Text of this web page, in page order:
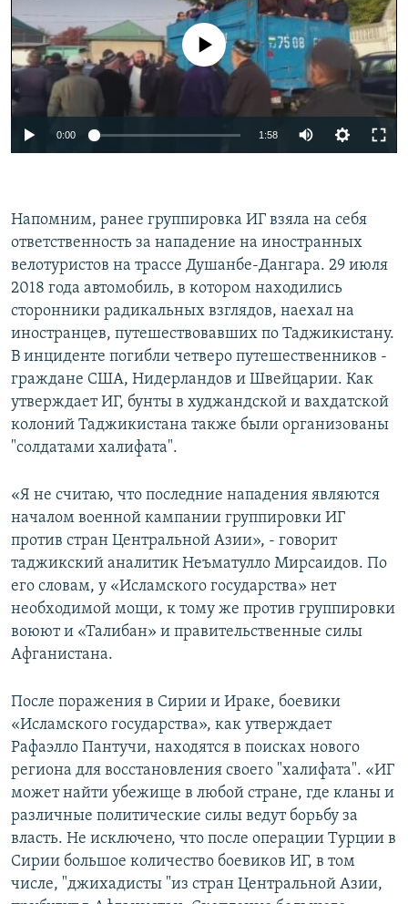
No media source currently available
0:00 1:58
Напомним, ранее группировка ИГ взяла на себя
ответственность за нападение на иностранных
велотуристов на трассе Душанбе-Дангара. 29 июля
2018 года автомобиль, в котором находились
сторонники радикальных взглядов, наехал на
иностранцев, путешествовавших по Таджикистану.
В инциденте погибли четверо путешественников -
граждане США, Нидерландов и Швейцарии. Как
утверждает ИГ, бунты в худжандской и вахдатской
колоний Таджикистана также были организованы
"солдатами халифата".
«Я не считаю, что последние нападения являются
началом военной кампании группировки ИГ
против стран Центральной Азии», - говорит
таджикский аналитик Неъматулло Мирсаидов. По
его словам, у «Исламского государства» нет
необходимой мощи, к тому же против группировки
воюют и «Талибан» и правительственные силы
Афганистана.
После поражения в Сирии и Ираке, боевики
«Исламского государства», как утверждает
Рафаэлло Пантучи, находятся в поисках нового
региона для восстановления своего "халифата". «ИГ
может найти убежище в любой стране, где кланы и
различные политические силы ведут борьбу за
власть. Не исключено, что после операции Турции в
Сирии большое количество боевиков ИГ, в том
числе, "джихадисты "из стран Центральной Азии,